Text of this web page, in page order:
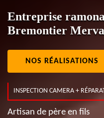
Entreprise
Bremontier
NOS RÉALISATIONS
INSPECTION CAMERA +
Artisan de père en fils